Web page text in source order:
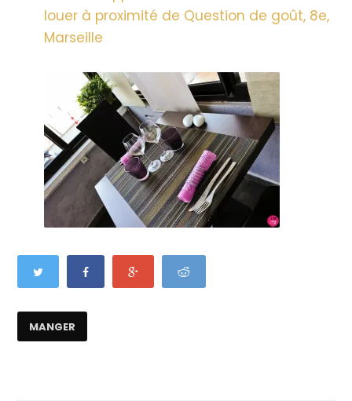
louer à proximité de Question de goût, 8e,
Marseille
MANGER